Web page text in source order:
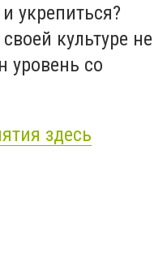
укрепиться?
культуре не
уровень со
здесь